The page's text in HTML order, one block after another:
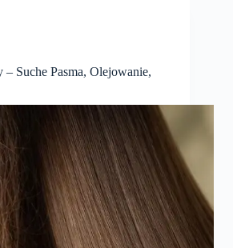
– Suche Pasma, Olejowanie,